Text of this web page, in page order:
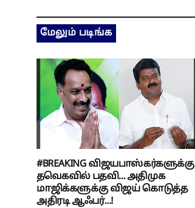
மேலும் படிங்க
#BREAKING விஜயபாஸ்கர்களுக்கு
தவெகவில் பதவி... அதிமுக
மாஜிக்களுக்கு விஜய் கொடுத்த
அதிரடி ஆஃபர்...!